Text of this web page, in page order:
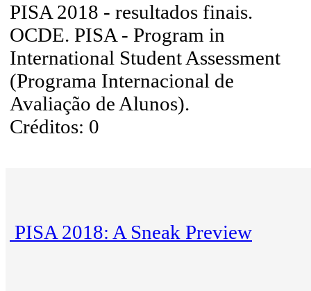
PISA 2018 - resultados finais.
OCDE. PISA - Program in
International Student Assessment
(Programa Internacional de
Avaliação de Alunos).
Créditos: 0
PISA 2018: A Sneak Preview